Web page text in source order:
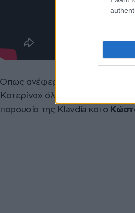
Όπως ανέφερε ο
Κατερίνα» όλα δείχνουν πως ο
παρουσία της Κlavdia και ο